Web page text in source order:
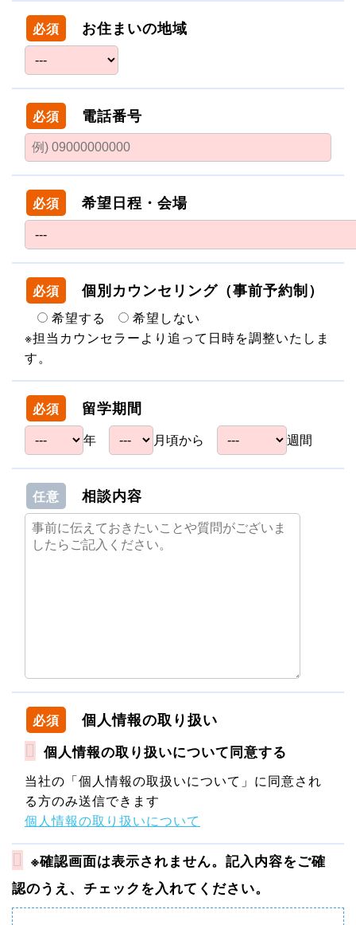
必須 お住まいの地域
必須 電話番号
必須 希望日程・会場
必須 個別カウンセリング（事前予約制）
希望する
希望しない
※担当カウンセラーより追って日時を調整いたしま
す。
必須 留学期間
年 月頃から 週間
任意 相談内容
必須 個人情報の取り扱い
個人情報の取り扱いについて同意する
当社の「個人情報の取扱いについて」に同意され
る方のみ送信できます
個人情報の取り扱いについて
※確認画面は表示されません。記入内容をご確
認のうえ、チェックを入れてください。